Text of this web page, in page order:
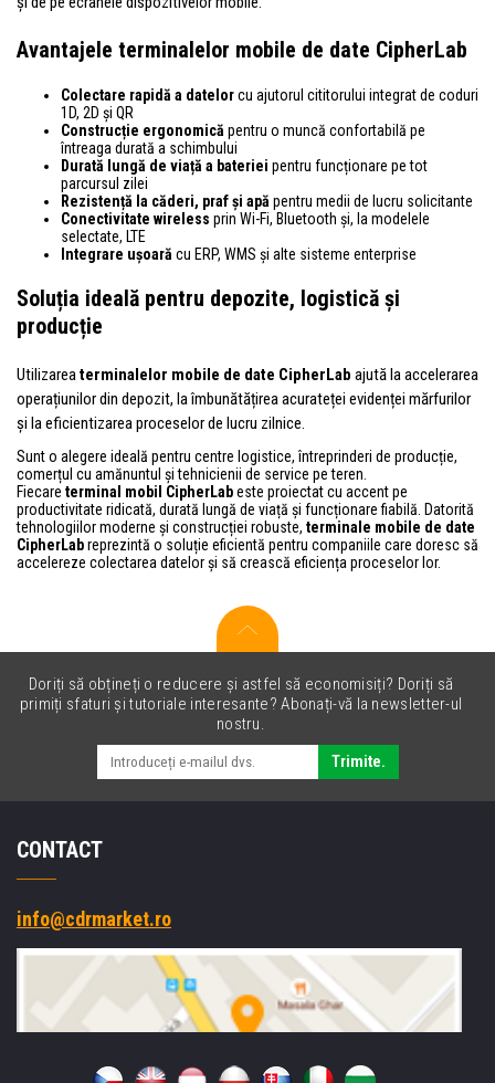
Avantajele terminalelor mobile de date CipherLab
Colectare rapidă a datelorcu ajutorul cititorului integrat de coduri
1D, 2D și QR
Construcție ergonomică pentru o muncă confortabilă pe
întreaga durată a schimbului
Durată lungă de viață a bateriei pentru funcționare pe tot
parcursul zilei
Rezistență la căderi, praf și apă pentru medii de lucru solicitante
Conectivitate wireless prin Wi-Fi, Bluetooth și, la modelele
selectate, LTE
Integrare ușoară cu ERP, WMS și alte sisteme enterprise
Soluția ideală pentru depozite, logistică și
producție
Utilizareaterminalelor mobile de date CipherLab ajută la accelerarea
operațiunilor din depozit, la îmbunătățirea acurateței evidenței mărfurilor
și la eficientizarea proceselor de lucru zilnice.
Sunt o alegere ideală pentru centre logistice, întreprinderi de producție,
comerțul cu amănuntul și tehnicienii de service pe teren.
Fiecare terminal mobil CipherLabeste proiectat cu accent pe
productivitate ridicată, durată lungă de viață și funcționare fiabilă. Datorită
tehnologiilor moderne și construcției robuste, terminale mobile de date
CipherLabreprezintă o soluție eficientă pentru companiile care doresc să
accelereze colectarea datelor și să crească eficiența proceselor lor.
Doriți să obțineți o reducere și astfel să economisiți? Doriți să
primiți sfaturi și tutoriale interesante? Abonați-vă la newsletter-ul
nostru.
Trimite.
CONTACT
info@cdrmarket.ro